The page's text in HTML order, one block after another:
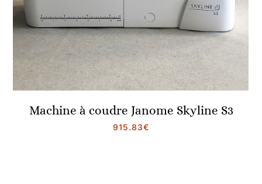
Machine à coudre Janome Skyline S3
915.83€